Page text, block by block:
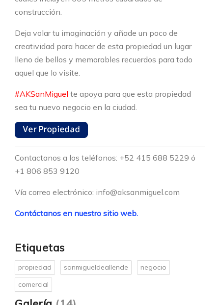
construcción.
Deja volar tu imaginación y añade un poco de
creatividad para hacer de esta propiedad un lugar
lleno de bellos y memorables recuerdos para todo
aquel que lo visite.
#AKSanMiguel te apoya para que esta propiedad
sea tu nuevo negocio en la ciudad.
Contactanos a los teléfonos: +52 415 688 5229 ó
+1 806 853 9120
Vía correo electrónico: info@aksanmiguel.com
Contáctanos en nuestro sitio web.
Etiquetas
propiedad sanmigueldeallende
negocio
comercial